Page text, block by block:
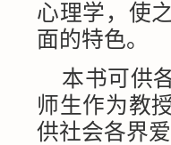
心理学，使
面的特色。
本书可供
师生作为教
供社会各界